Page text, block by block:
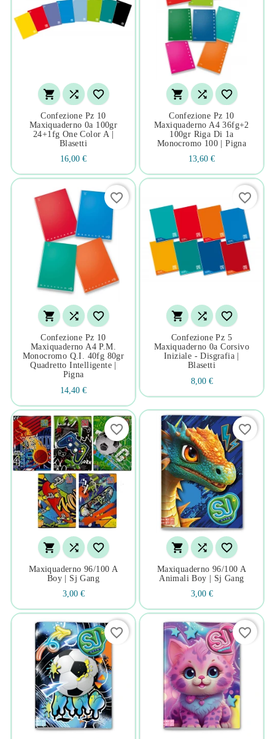
  
Confezione Pz 10
Maxiquaderno 0a 100gr
24+1fg One Color A |
Blasetti
16,00 €
  
Confezione Pz 10
Maxiquaderno A4 36fg+2
100gr Riga Di 1a
Monocromo 100 | Pigna
13,60 €
  
Confezione Pz 10
Maxiquaderno A4 P.m.
Monocromo Q.i. 40fg 80gr
Quadretto Intelligente |
Pigna
14,40 €
favorite_border
  
Confezione Pz 5
Maxiquaderno 0a Corsivo
Iniziale - Disgrafia |
Blasetti
8,00 €
favorite_border
  
Maxiquaderno 96/100 A
Boy | Sj Gang
3,00 €
favorite_border
  
Maxiquaderno 96/100 A
Animali Boy | Sj Gang
3,00 €
favorite_border
favorite_border favorite_border